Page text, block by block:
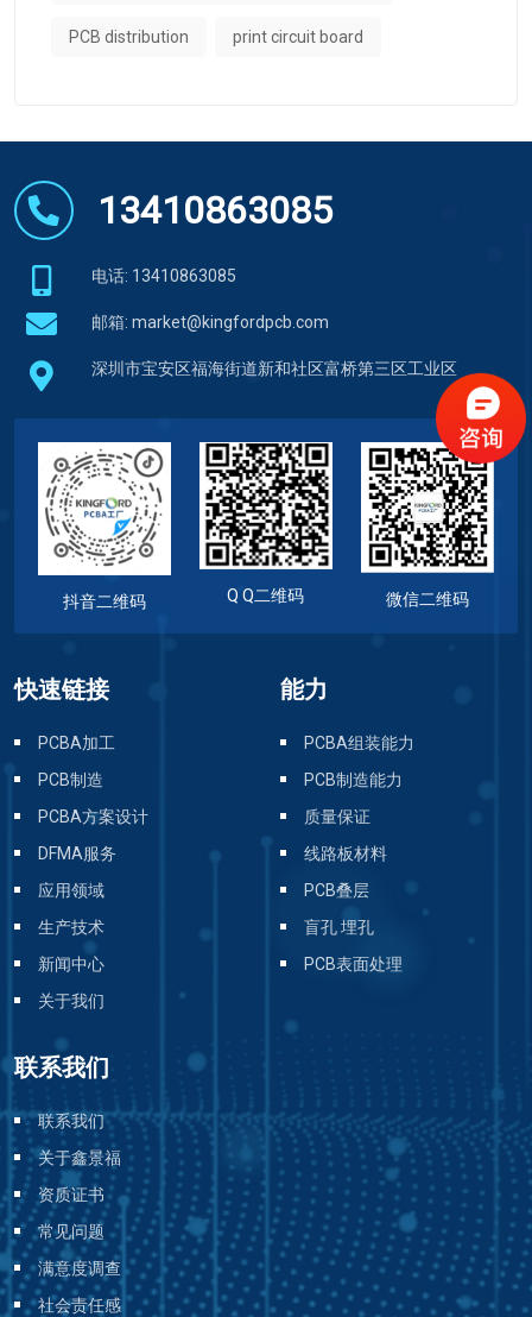
PCB distribution print circuit board
13410863085
电话: 13410863085
邮箱: market@kingfordpcb.com
深圳市宝安区福海街道新和社区富桥第三区工业区
抖音二维码 Q Q二维码 微信二维码
快速链接
PCBA加工
PCB制造
PCBA方案设计
DFMA服务
应用领域
生产技术
新闻中心
关于我们
能力
PCBA组装能力
PCB制造能力
质量保证
线路板材料
PCB叠层
盲孔 埋孔
PCB表面处理
联系我们
联系我们
关于鑫景福
资质证书
常见问题
满意度调查
社会责任感